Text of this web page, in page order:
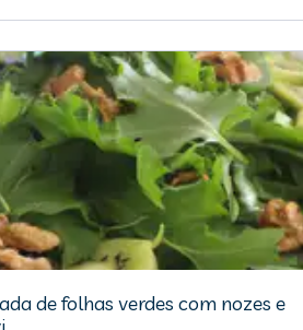
de folhas verdes com nozes e